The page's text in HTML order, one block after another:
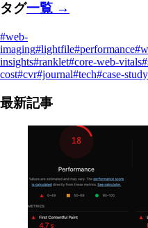
タグ一覧 →
#web-
imaging#lightfile#performance
insights#ranklet#core-web-vitals
cost#cvr#journal#tech#case-study
最新記事